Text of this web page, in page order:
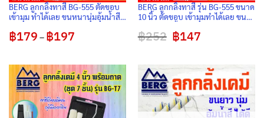
BERG ลูกกลิ้งทาสี BG-555 ตัดขอบ
เข้ามุม ทำได้เลย ขนหนานุ่มอุ้มน้ำสี
฿179 – ฿197Price
฿197
BERG ลูกกลิ้งทาสี รุ่น BG-555 ขนาด
10 นิ้ว ตัดขอบ เข้ามุมทำได้เลย ขน
฿252 Original
price
฿147Current